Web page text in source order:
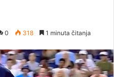
0 318 1 minuta čitanja